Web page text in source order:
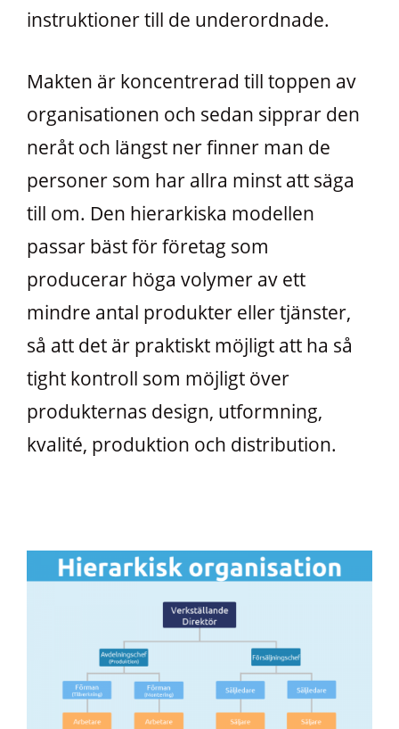
instruktioner till de underordnade.
Makten är koncentrerad till toppen av
organisationen och sedan sipprar den
neråt och längst ner finner man de
personer som har allra minst att säga
till om. Den hierarkiska modellen
passar bäst för företag som
producerar höga volymer av ett
mindre antal produkter eller tjänster,
så att det är praktiskt möjligt att ha så
tight kontroll som möjligt över
produkternas design, utformning,
kvalité, produktion och distribution.